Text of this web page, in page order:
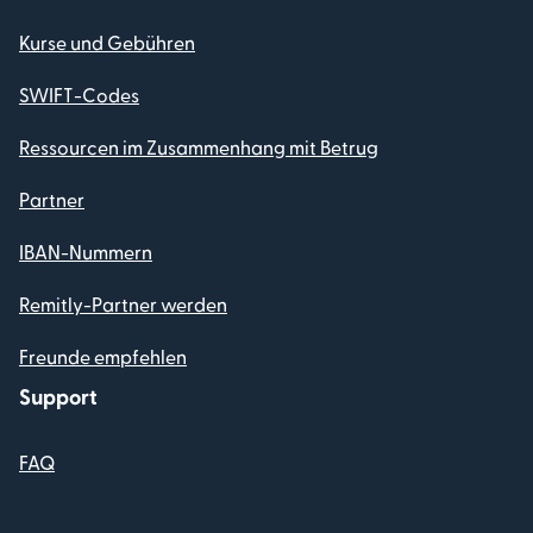
Kurse und Gebühren
SWIFT-Codes
Ressourcen im Zusammenhang mit Betrug
Partner
IBAN-Nummern
Remitly-Partner werden
Freunde empfehlen
Support
FAQ